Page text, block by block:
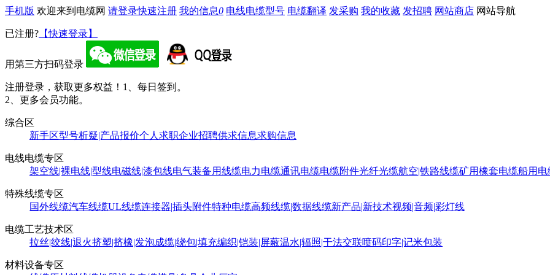
手机版 欢迎来到电缆网 请登录快速注册 我的信息0 电线电缆型号 电缆翻译 发采购 我的收藏 发招聘 网站商店 网站导航
已注册? 【快速登录】
用第三方扫码登录
注册登录，获取更多权益！ 1、每日签到。
2、更多会员功能。
综合区
新手区型号析疑|产品报价个人求职企业招聘供求信息求购信息
电线电缆专区
架空线|裸电线|型线电磁线|漆包线电气装备用线缆电力电缆通讯电缆电缆附件光纤光缆航空|铁路线缆矿用橡套电缆船用电
特殊线缆专区
国外线缆汽车线缆UL线缆连接器|插头附件特种电缆高频线缆|数据线缆新产品|新技术视频|音频|彩灯线
电缆工艺技术区
拉丝|绞线|退火挤塑|挤橡|发泡成缆|绕包|填充编织|铠装|屏蔽温水|辐照|干法交联喷码印字|记米包装
材料设备专区